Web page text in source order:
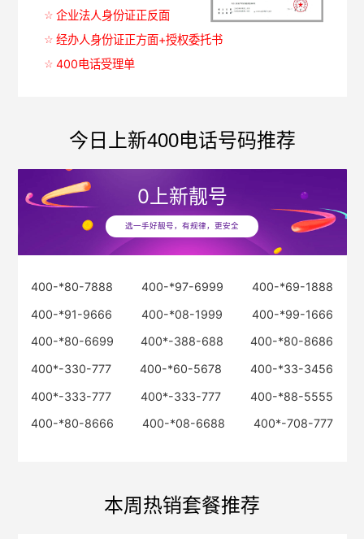
企业法人身份证正反面
经办人身份证正方面+授权委托书
400电话受理单
今日上新400电话号码推荐
0上新靓号
选一手好靓号，有规律，更安全
400-*80-7888 400-*97-6999
400-*69-1888
400-*91-9666
400-*08-1999
400-*99-1666
400-*80-6699
400*-388-688
400-*80-8686
400*-330-777
400-*60-5678
400-*33-3456
400*-333-777
400*-333-777
400-*88-5555
400-*80-8666
400-*08-6688 400*-708-777
本周热销套餐推荐